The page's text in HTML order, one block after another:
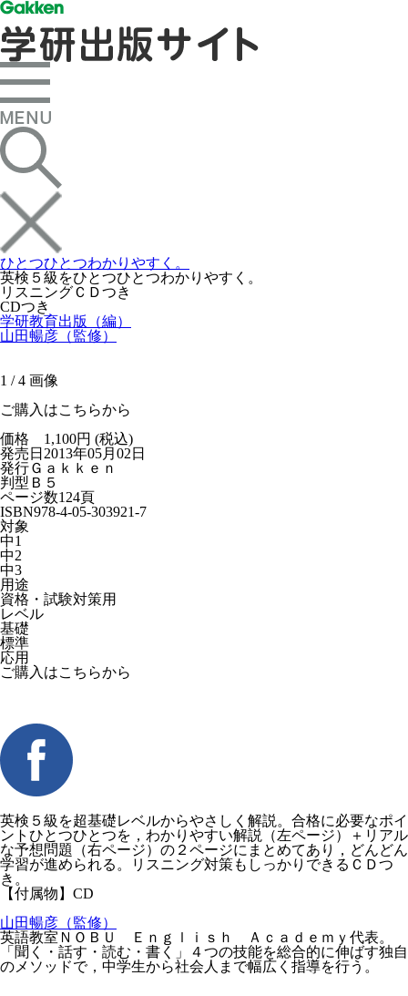
ひとつひとつわかりやすく。
英検５級をひとつひとつわかりやすく。
リスニングＣＤつき
CDつき
学研教育出版（編）
山田暢彦（監修）
1 /4 画像
ご購入はこちらから
価格 1,100円 (税込)
発売日 2013年05月02日
発行Ｇａｋｋｅｎ
判型 Ｂ５
ページ数124頁
ISBN978-4-05-303921-7
対象
中1
中2
中3
用途
資格・試験対策用
レベル
基礎
標準
応用
ご購入はこちらから
英検５級を超基礎レベルからやさしく解説。合格に必要なポイ
ントひとつひとつを，わかりやすい解説（左ページ）＋リアル
な予想問題（右ページ）の２ページにまとめてあり，どんどん
学習が進められる。リスニング対策もしっかりできるＣＤつ
き。
【付属物】CD
山田暢彦（監修）
英語教室ＮＯＢＵ Ｅｎｇｌｉｓｈ Ａｃａｄｅｍｙ代表。
「聞く・話す・読む・書く」４つの技能を総合的に伸ばす独自
のメソッドで，中学生から社会人まで幅広く指導を行う。